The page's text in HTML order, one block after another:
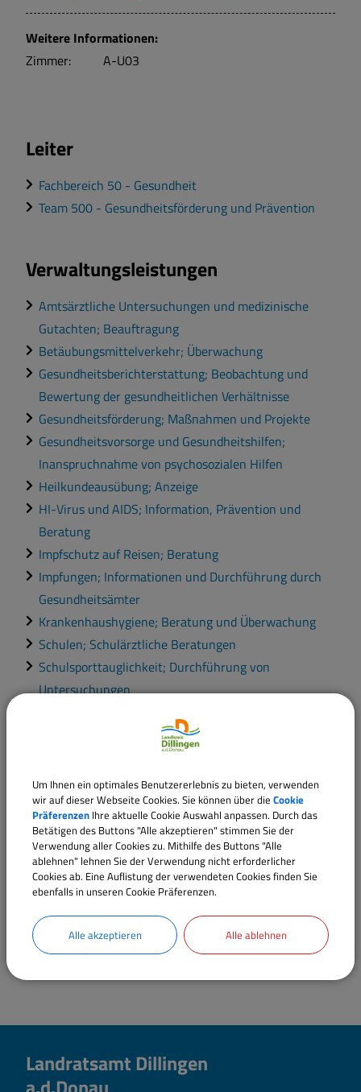
Weitere Informationen:
Zimmer:
A-U03
Leiter
Fachbereich 50 - Gesundheit
Team 500 - Gesundheitsförderung und Prävention
Verwaltungsleistungen
Amtsärztliche Untersuchungen und medizinische
Gutachten; Beauftragung
Betäubungsmittelverkehr; Überwachung
Gesundheitsberichterstattung; Beobachtung und
Bewertung der gesundheitlichen Verhältnisse
Gesundheitsförderung; Maßnahmen und Projekte
Gesundheitsvorsorge und Gesundheitshilfen;
Inanspruchnahme von psychosozialen Hilfen
Heilkundeausübung; Anzeige
HI-Virus und AIDS; Information, Prävention und
Beratung
Impfschutz auf Reisen; Beratung
Impfungen; Informationen und Durchführung durch
Gesundheitsämter
Krankenhaushygiene; Beratung und Überwachung
Schulen; Schulärztliche Beratungen
Schulsporttauglichkeit; Durchführung von
Untersuchungen
Umwelteinwirkungen; Beobachtung, Beurteilung und
Bewertung
Umweltmedizin; Aufklärung und Beratung
Bayerisches Psychisch-Kranken-Hilfegesetz -
Erstellung von Gutachten und ärztlichen Zeugnissen
Landratsamt Dillingen
Um Ihnen ein optimales Benutzererlebnis zu bieten, verwenden
wir auf dieser Webseite Cookies. Sie können über die Cookie
Präferenzen Ihre aktuelle Cookie Auswahl anpassen. Durch das
Betätigen des Buttons "Alle akzeptieren" stimmen Sie der
Verwendung aller Cookies zu. Mithilfe des Buttons "Alle
ablehnen" lehnen Sie der Verwendung nicht erforderlicher
Cookies ab. Eine Auflistung der verwendeten Cookies finden Sie
ebenfalls in unseren Cookie Präferenzen.
Alle akzeptieren Alle ablehnen